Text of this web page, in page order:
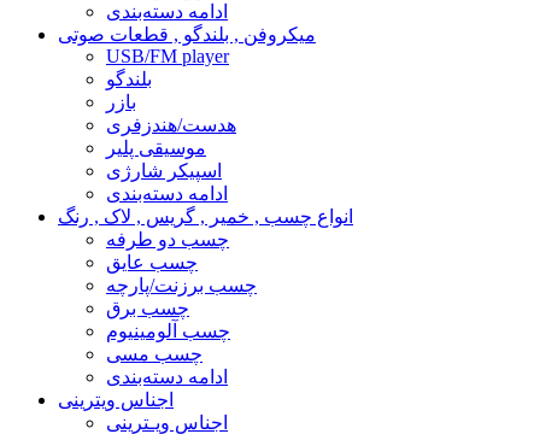
ادامه دسته‌بندی
میکروفن , بلندگو , قطعات صوتی
USB/FM player
بلندگو
بازر
هدست/هندزفری
موسیقی پلیر
اسپیکر شارژی
ادامه دسته‌بندی
انواع چسب , خمیر , گریس , لاک , رنگ
چسب دو طرفه
چسب عایق
چسب برزنت/پارچه
چسب برق
چسب آلومینیوم
چسب مسی
ادامه دسته‌بندی
اجناس ویترینی
اجناس ویـترینی